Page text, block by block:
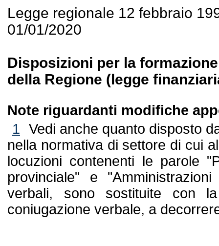
Legge regionale 12 febbraio
01/01/2020
Disposizioni per la
della Regione (legge
Note riguardanti modifiche
1 Vedi anche quanto disposto
nella normativa di settore di cui
locuzioni contenenti le parole
provinciale" e
verbali, sono sostituite con
coniugazione verbale, a